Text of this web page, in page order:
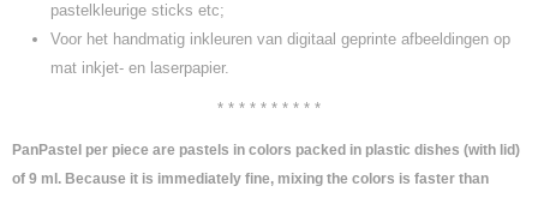
pastelkleurige sticks etc;
Voor het handmatig inkleuren van digitaal geprinte afbeeldingen op
mat inkjet- en laserpapier.
* * * * * * * * * *
PanPastel per piece are pastels in colors packed in plastic dishes (with lid)
of 9 ml. Because it is immediately fine, mixing the colors is faster than